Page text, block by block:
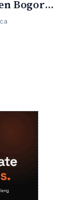
Bogor
Halal